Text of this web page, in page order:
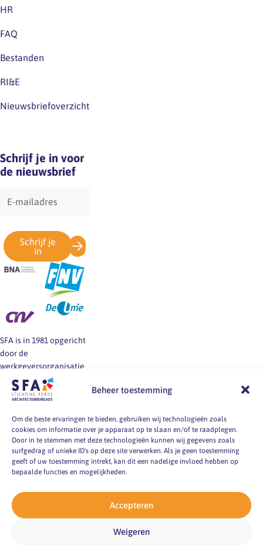
Beheer toestemming
Om de beste ervaringen te bieden, gebruiken wij technologieën zoals
cookies om informatie over je apparaat op te slaan en/of te raadplegen.
Door in te stemmen met deze technologieën kunnen wij gegevens zoals
surfgedrag of unieke ID's op deze site verwerken. Als je geen toestemming
geeft of uw toestemming intrekt, kan dit een nadelige invloed hebben op
bepaalde functies en mogelijkheden.
Accepteren
Weigeren
HR
FAQ
Bestanden
RI&E
Nieuwsbriefoverzicht
Schrijf je in voor
de nieuwsbrief
mailadres
Schrijf je
in
SFA is in 1981 opgericht
door de
werkgeversorganisatie
BNA en de vakbonden
FNV, CNV en De Unie.
werkgevers en
werknemers van
architectenbureaus bij
vragen over
arbeidsvoorwaarden, -
omstandigheden.